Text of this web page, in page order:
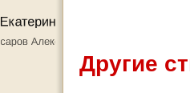
Другие